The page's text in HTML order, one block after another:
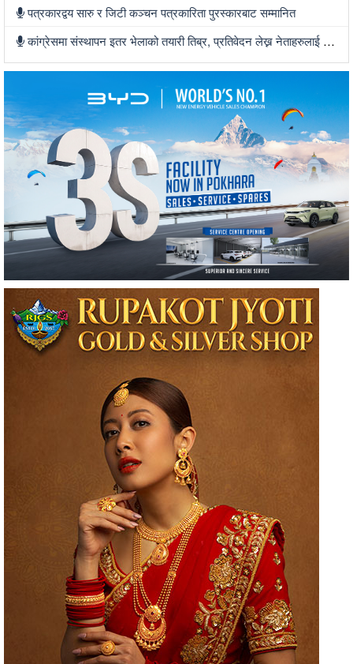
पत्रकारद्वय सारु र जिटी कञ्चन पत्रकारिता पुरस्कारबाट सम्मानित
कांग्रेसमा संस्थापन इतर भेलाको तयारी तिब्र, प्रतिवेदन लेख्न नेताहरुलाई जिम्मेवारी, भेलामा सहभागी हुन देउवा फर्कदैं